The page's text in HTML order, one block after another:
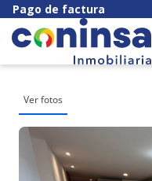
Pago de factura
Ver fotos